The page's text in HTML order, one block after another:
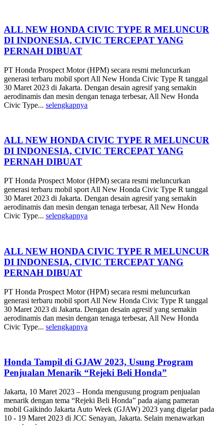
ALL NEW HONDA CIVIC TYPE R MELUNCUR
DI INDONESIA, CIVIC TERCEPAT YANG
PERNAH DIBUAT
PT Honda Prospect Motor (HPM) secara resmi meluncurkan
generasi terbaru mobil sport All New Honda Civic Type R tanggal
30 Maret 2023 di Jakarta. Dengan desain agresif yang semakin
aerodinamis dan mesin dengan tenaga terbesar, All New Honda
Civic Type... selengkapnya
ALL NEW HONDA CIVIC TYPE R MELUNCUR
DI INDONESIA, CIVIC TERCEPAT YANG
PERNAH DIBUAT
PT Honda Prospect Motor (HPM) secara resmi meluncurkan
generasi terbaru mobil sport All New Honda Civic Type R tanggal
30 Maret 2023 di Jakarta. Dengan desain agresif yang semakin
aerodinamis dan mesin dengan tenaga terbesar, All New Honda
Civic Type... selengkapnya
ALL NEW HONDA CIVIC TYPE R MELUNCUR
DI INDONESIA, CIVIC TERCEPAT YANG
PERNAH DIBUAT
PT Honda Prospect Motor (HPM) secara resmi meluncurkan
generasi terbaru mobil sport All New Honda Civic Type R tanggal
30 Maret 2023 di Jakarta. Dengan desain agresif yang semakin
aerodinamis dan mesin dengan tenaga terbesar, All New Honda
Civic Type... selengkapnya
Honda Tampil di GJAW 2023, Usung Program
Penjualan Menarik “Rejeki Beli Honda”
Jakarta, 10 Maret 2023 – Honda mengusung program penjualan
menarik dengan tema “Rejeki Beli Honda” pada ajang pameran
mobil Gaikindo Jakarta Auto Week (GJAW) 2023 yang digelar pada
10 - 19 Maret 2023 di JCC Senayan, Jakarta. Selain menawarkan